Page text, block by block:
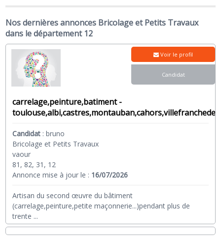
Nos dernières annonces Bricolage et Petits Travaux
dans le département 12
carrelage,peinture,batiment -
Candidat :bruno
Bricolage et Petits Travaux
vaour
81, 82, 31, 12
Annonce mise à jour le : 16/07/2026
Artisan du second œuvre du bâtiment
(carrelage,peinture,petite maçonnerie...)pendant plus de
trente ...
Voir le profil
Candidat